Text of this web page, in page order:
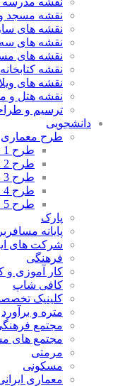
نقشه مسجد
نقشه های
نقشه های
نقشه های
نقشه کتابخانه
نقشه های
نقشه هتل و
ترسیم و
دانشجویی
طرح معماری
طرح 1 معماری
طرح 2 معماری
طرح 3 معماری
طرح 4 معماری
طرح 5 معماری
پارک
پایانه
شرکت های
فرهنگی
کار آموزی و
کافی شاپ
کلینیک
متره و برآورد
مجتمع
مجتمع های
مرمتی
مسکونی
معماری